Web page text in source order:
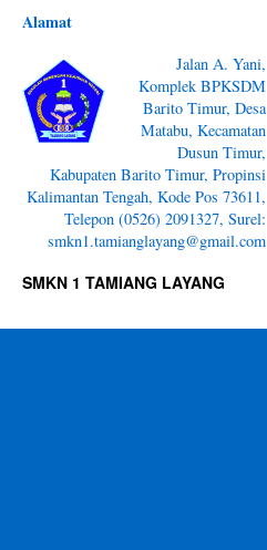
Alamat
Jalan A. Yani,
Komplek BPKSDM
Barito Timur, Desa
Matabu, Kecamatan
Dusun Timur,
Kabupaten Barito Timur, Propinsi
Kalimantan Tengah, Kode Pos 73611,
Telepon (0526) 2091327, Surel:
smkn1.tamianglayang@gmail.com
SMKN 1 TAMIANG LAYANG